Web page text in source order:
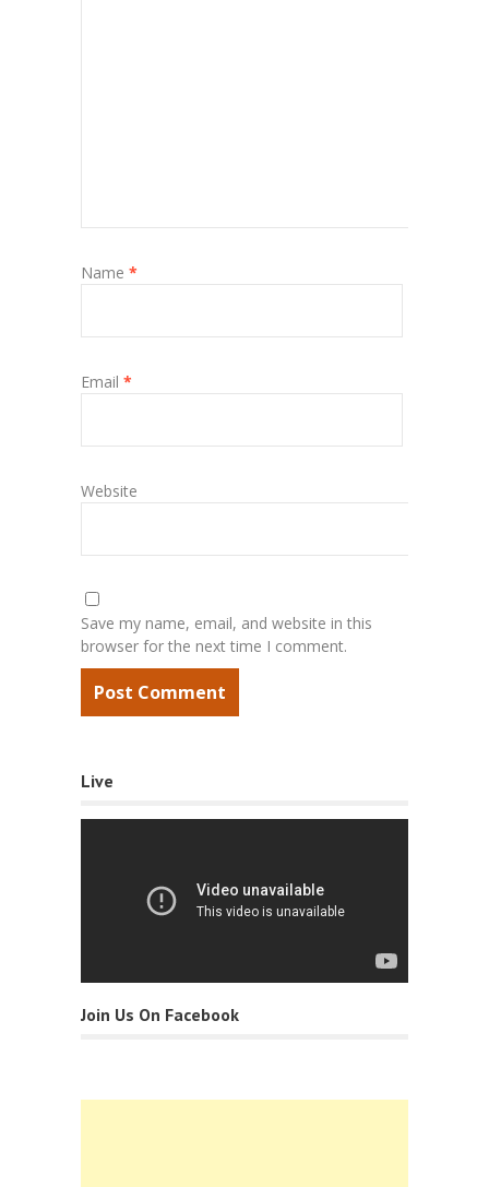
Name *
Email *
Website
Save my name, email, and website in this
browser for the next time I comment.
Live
Join Us On Facebook